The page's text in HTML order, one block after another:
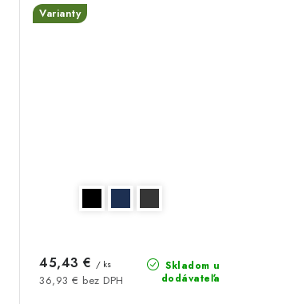
Varianty
Skladom u
dodávateľa
36,93 € bez DPH
45,43 € / ks